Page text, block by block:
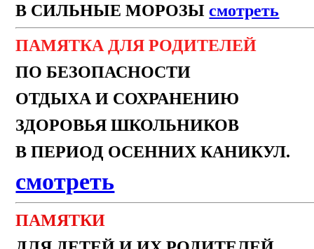
В СИЛЬНЫЕ МОРОЗЫсмотреть
ПАМЯТКА ДЛЯ РОДИТЕЛЕЙ
ПО БЕЗОПАСНОСТИ
ОТДЫХА И СОХРАНЕНИЮ
ЗДОРОВЬЯ ШКОЛЬНИКОВ
В ПЕРИОД ОСЕННИХ КАНИКУЛ.
смотреть
ПАМЯТКИ